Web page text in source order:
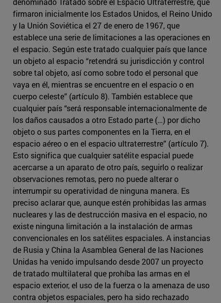
firmaron inicialmente los Estados Unidos, el Reino Unido
y la Unión Soviética el 27 de enero de 1967, que
establece una serie de limitaciones a las operaciones en
el espacio. Según este tratado cualquier país que lance
un objeto al espacio “retendrá su jurisdicción y control
sobre tal objeto, así como sobre todo el personal que
vaya en él, mientras se encuentre en el espacio o en
cuerpo celeste” (artículo 8). También establece que
cualquier país “será responsable internacionalmente de
los daños causados a otro Estado parte (…) por dicho
objeto o sus partes componentes en la Tierra, en el
espacio aéreo o en el espacio ultraterrestre” (artículo 7).
Esto significa que cualquier satélite espacial puede
acercarse a un aparato de otro país, seguirlo o realizar
observaciones remotas, pero no puede alterar o
interrumpir su operatividad de ninguna manera. Es
preciso aclarar que, aunque estén prohibidas las armas
nucleares y las de destrucción masiva en el espacio, no
existe ninguna limitación a la instalación de armas
convencionales en los satélites espaciales. A instancias
de Rusia y China la Asamblea General de las Naciones
Unidas ha venido impulsando desde 2007 un proyecto
de tratado multilateral que prohíba las armas en el
espacio exterior, el uso de la fuerza o la amenaza de uso
contra objetos espaciales, pero ha sido rechazado